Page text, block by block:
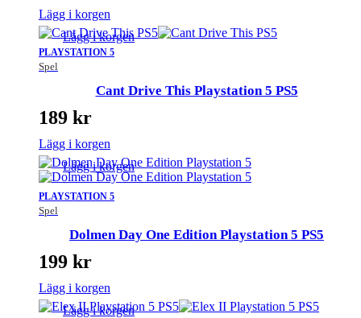
Lägg i korgen
PLAYSTATION 5
Spel
Lägg i korgen
Cant Drive This Playstation 5 PS5
189 kr
Lägg i korgen
PLAYSTATION 5
Spel
Lägg i korgen
Dolmen Day One Edition Playstation 5 PS5
199 kr
Lägg i korgen
Lägg i korgen